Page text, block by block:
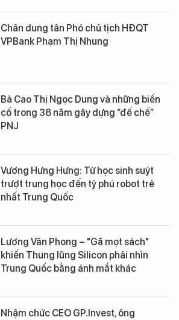
Chân dung tân Phó chủ tịch HĐQT
VPBank Phạm Thị Nhung
Bà Cao Thị Ngọc Dung và những biến
cố trong 38 năm gây dựng “đế chế”
PNJ
Vương Hưng Hưng: Từ học sinh suýt
trượt trung học đến tỷ phú robot trẻ
nhất Trung Quốc
Lương Văn Phong – "Gã mọt sách"
khiến Thung lũng Silicon phải nhìn
Trung Quốc bằng ánh mắt khác
Nhậm chức CEO GP.Invest, ông